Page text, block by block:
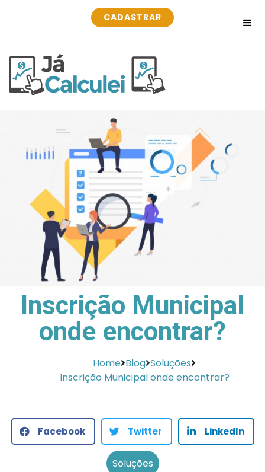
CADASTRAR
Inscrição Municipal
onde encontrar?
Home Blog Soluções
Inscrição Municipal onde encontrar?
Facebook Twitter LinkedIn
Soluções